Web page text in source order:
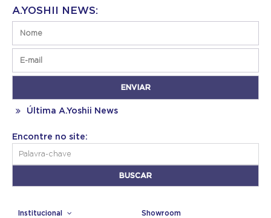
A.YOSHII NEWS:
Última A.Yoshii News
Encontre no site:
Institucional Showroom